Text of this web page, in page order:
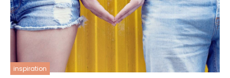
inspiration